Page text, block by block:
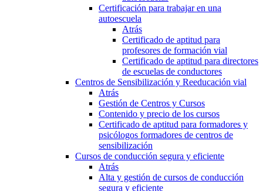
Certificación para trabajar en una
autoescuela
Atrás
Certificado de aptitud para
profesores de formación vial
Certificado de aptitud para directores
de escuelas de conductores
Centros de Sensibilización y Reeducación vial
Atrás
Gestión de Centros y Cursos
Contenido y precio de los cursos
Certificado de aptitud para formadores y
psicólogos formadores de centros de
sensibilización
Cursos de conducción segura y eficiente
Atrás
Alta y gestión de cursos de conducción
segura y eficiente